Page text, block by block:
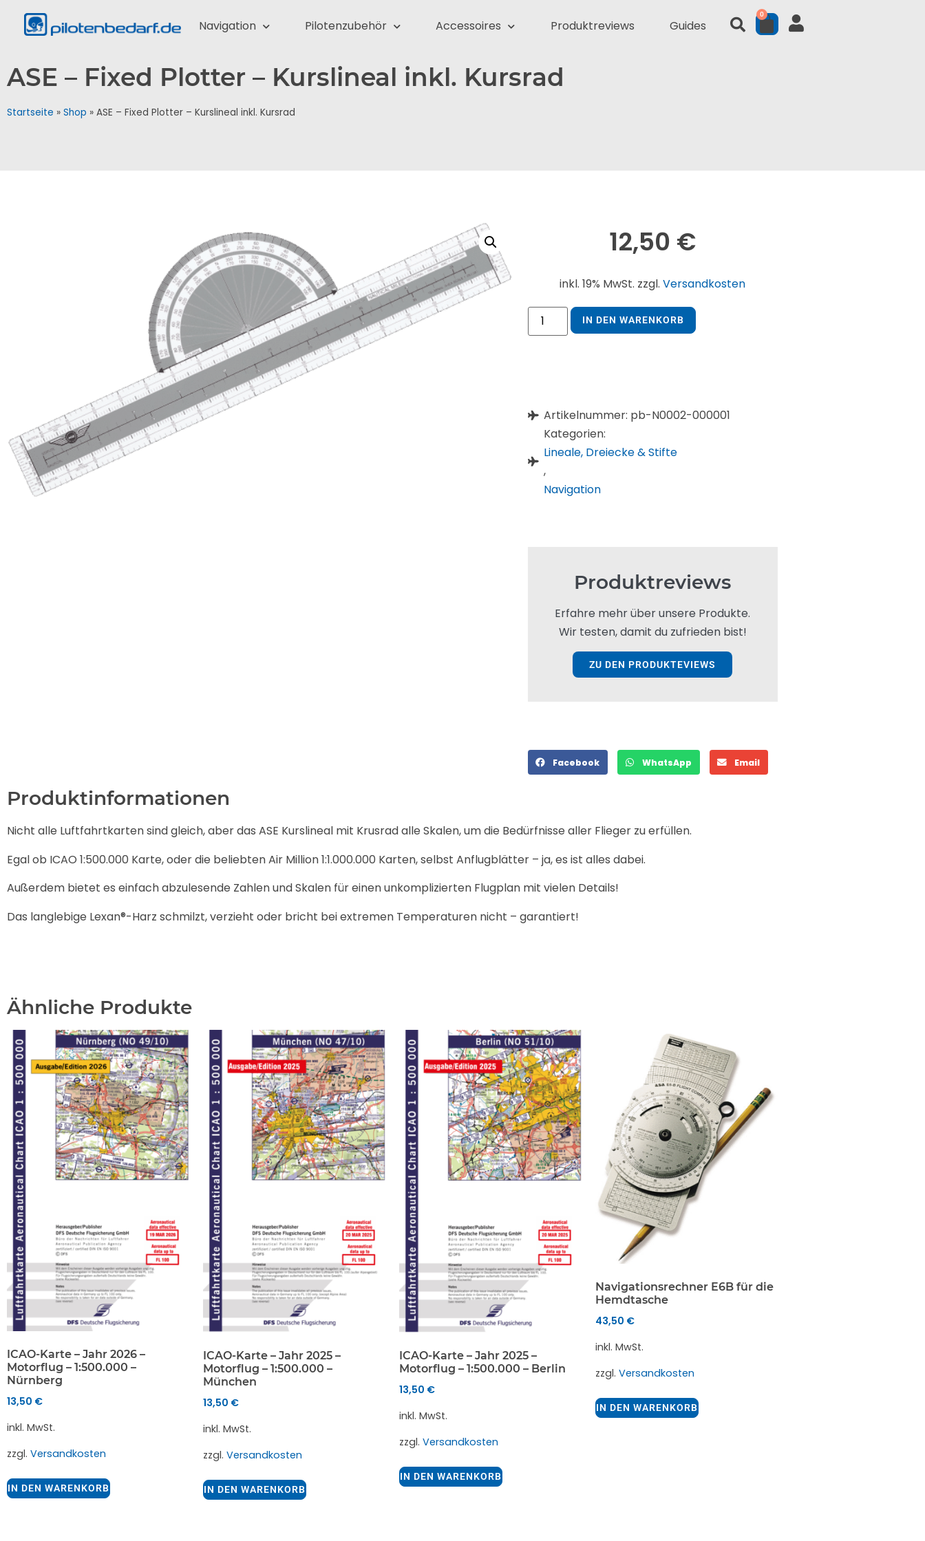
Navigation Pilotenzubehör Accessoires Produktreviews Guides
0
ASE – Fixed Plotter – Kurslineal inkl. Kursrad
Startseite » Shop » ASE – Fixed Plotter – Kurslineal inkl. Kursrad
12,50 €
inkl. 19% MwSt. zzgl.Versandkosten
IN DEN WARENKORB
Artikelnummer: pb-N0002-000001
Kategorien:
Lineale, Dreiecke & Stifte
,
Navigation
Produktreviews
Erfahre mehr über unsere Produkte.
Wir testen, damit du zufrieden bist!
ZU DEN PRODUKTEVIEWS
Facebook WhatsApp Email
Produktinformationen
Nicht alle Luftfahrtkarten sind gleich, aber das ASE Kurslineal mit Krusrad alle Skalen, um die Bedürfnisse aller Flieger zu erfüllen.
Egal ob ICAO 1:500.000 Karte, oder die beliebten Air Million 1:1.000.000 Karten, selbst Anflugblätter – ja, es ist alles dabei.
Außerdem bietet es einfach abzulesende Zahlen und Skalen für einen unkomplizierten Flugplan mit vielen Details!
Das langlebige Lexan®-Harz schmilzt, verzieht oder bricht bei extremen Temperaturen nicht – garantiert!
Ähnliche Produkte
ICAO-Karte – Jahr 2026 –
Motorflug – 1:500.000 –
Nürnberg
13,50 €
inkl. MwSt.
zzgl. Versandkosten
IN DEN WARENKORB
ICAO-Karte – Jahr 2025 –
Motorflug – 1:500.000 –
München
13,50 €
inkl. MwSt.
zzgl. Versandkosten
IN DEN WARENKORB
ICAO-Karte – Jahr 2025 –
Motorflug – 1:500.000 – Berlin
13,50 €
inkl. MwSt.
zzgl. Versandkosten
IN DEN WARENKORB
Navigationsrechner E6B für die
Hemdtasche
43,50 €
inkl. MwSt.
zzgl. Versandkosten
IN DEN WARENKORB